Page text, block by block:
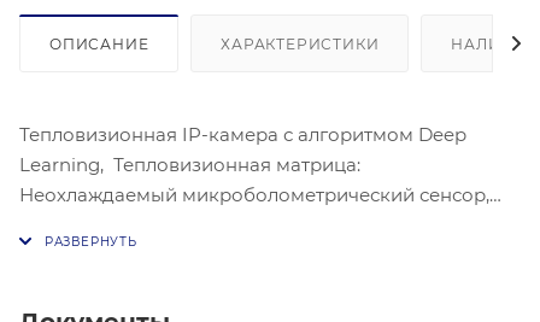
ОПИСАНИЕ ХАРАКТЕРИСТИКИ НАЛИЧИЕ
Тепловизионная IP-камера с алгоритмом Deep
Learning, Тепловизионная матрица:
Неохлаждаемый микроболометрический сенсор,
разрешение: 640 × 512, Улучшение изображения: 3D